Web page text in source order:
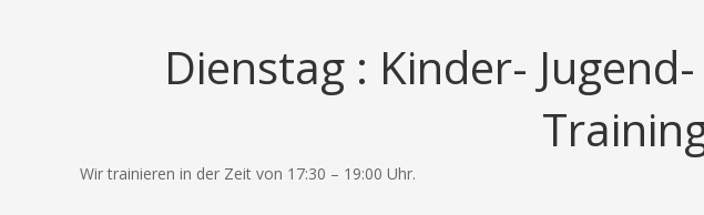
Dienstag : Kinder-
Wir trainieren in der Zeit von 17:30 – 19:00 Uhr.